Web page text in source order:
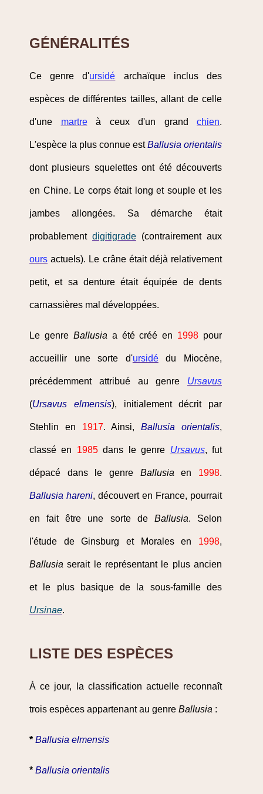
GÉNÉRALITÉS
Ce genre d'ursidé archaïque inclus des
espèces de différentes tailles, allant de celle
d'une martreà ceux d'un grand chien.
L'espèce la plus connue estBallusia orientalis
dont plusieurs squelettes ont été découverts
en Chine. Le corps était long et souple et les
jambes allongées. Sa démarche était
probablement digitigrade (contrairement aux
ours actuels). Le crâne était déjà relativement
petit, et sa denture était équipée de dents
carnassières mal développées.
Le genre Ballusia a été créé en 1998 pour
accueillir une sorte d'ursidédu Miocène,
précédemment attribué au genre Ursavus
(Ursavus elmensis), initialement décrit par
Stehlin en 1917. Ainsi,Ballusia orientalis,
classé en 1985dans le genre Ursavus, fut
dépacé dans le genre Ballusia en 1998.
Ballusia hareni, découvert en France, pourrait
en fait être une sorte de Ballusia. Selon
l'étude de Ginsburg et Morales en 1998,
Ballusia serait le représentant le plus ancien
et le plus basique de la sous-famille des
Ursinae.
LISTE DES ESPÈCES
À ce jour, la classification actuelle reconnaît
trois espèces appartenant au genre Ballusia :
* Ballusia elmensis
* Ballusia orientalis